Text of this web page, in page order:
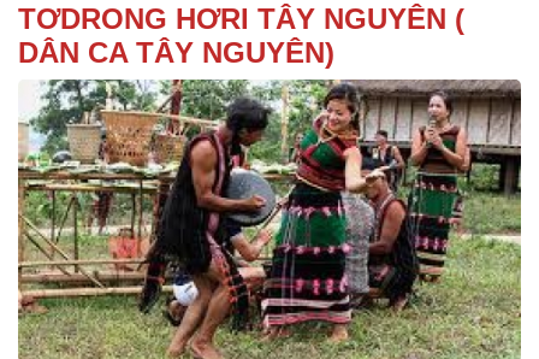
TƠDRONG HƠRI TÂY NGUYÊN (
DÂN CA TÂY NGUYÊN)